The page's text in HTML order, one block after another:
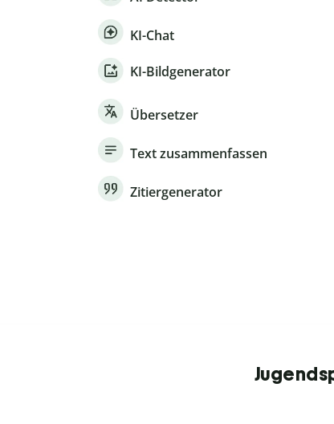
KI-Chat
KI-Bildgenerator
Übersetzer
Text zusammenfassen
Zitiergenerator